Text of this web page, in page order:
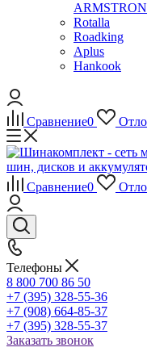
Rotalla
Roadking
Aplus
Hankook
Сравнение0
Сравнение0
Телефоны
8 800 700 86 50
+7 (395) 328-55-36
+7 (908) 664-85-37
+7 (395) 328-55-37
Заказать звонок